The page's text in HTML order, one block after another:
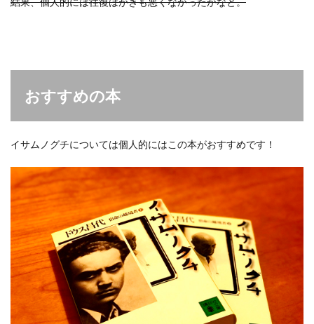
おすすめの本
イサムノグチについては個人的にはこの本がおすすめです！